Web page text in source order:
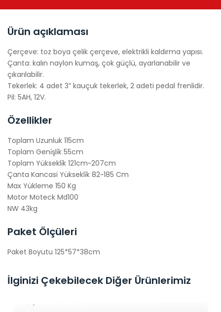
Ürün açıklaması
Çerçeve: toz boya çelik çerçeve, elektrikli kaldırma yapısı.
Çanta: kalın naylon kumaş, çok güçlü, ayarlanabilir ve
çıkarılabilir.
Tekerlek: 4 adet 3” kauçuk tekerlek, 2 adeti pedal frenlidir.
Pil: 5AH, 12V.
Özellikler
Toplam Uzunluk 115cm
Toplam Geni̇şli̇k 55cm
Toplam Yüksekli̇k 121cm~207cm
Çanta Kancasi Yüksekli̇k 82~185 Cm
Max Yükleme 150 Kg
Motor Moteck Md100
NW 43kg
Paket Ölçüleri
Paket Boyutu 125*57*38cm
İlginizi Çekebilecek Diğer Ürünlerimiz